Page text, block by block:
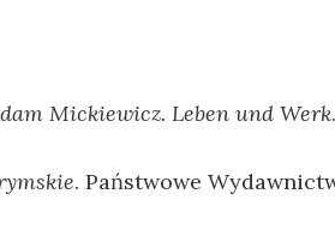
Mickiewicz. Leben und Werk
. Państwowe